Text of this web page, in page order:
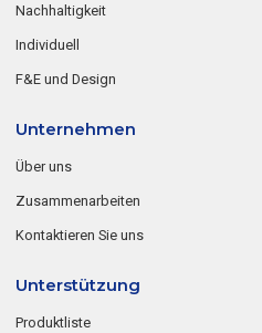
Nachhaltigkeit
Individuell
F&E und Design
Unternehmen
Über uns
Zusammenarbeiten
Kontaktieren Sie uns
Unterstützung
Produktliste